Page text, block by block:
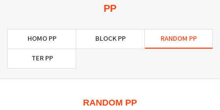
PP
HOMO PP BLOCK PP RANDOM PP
TER PP
RANDOM PP